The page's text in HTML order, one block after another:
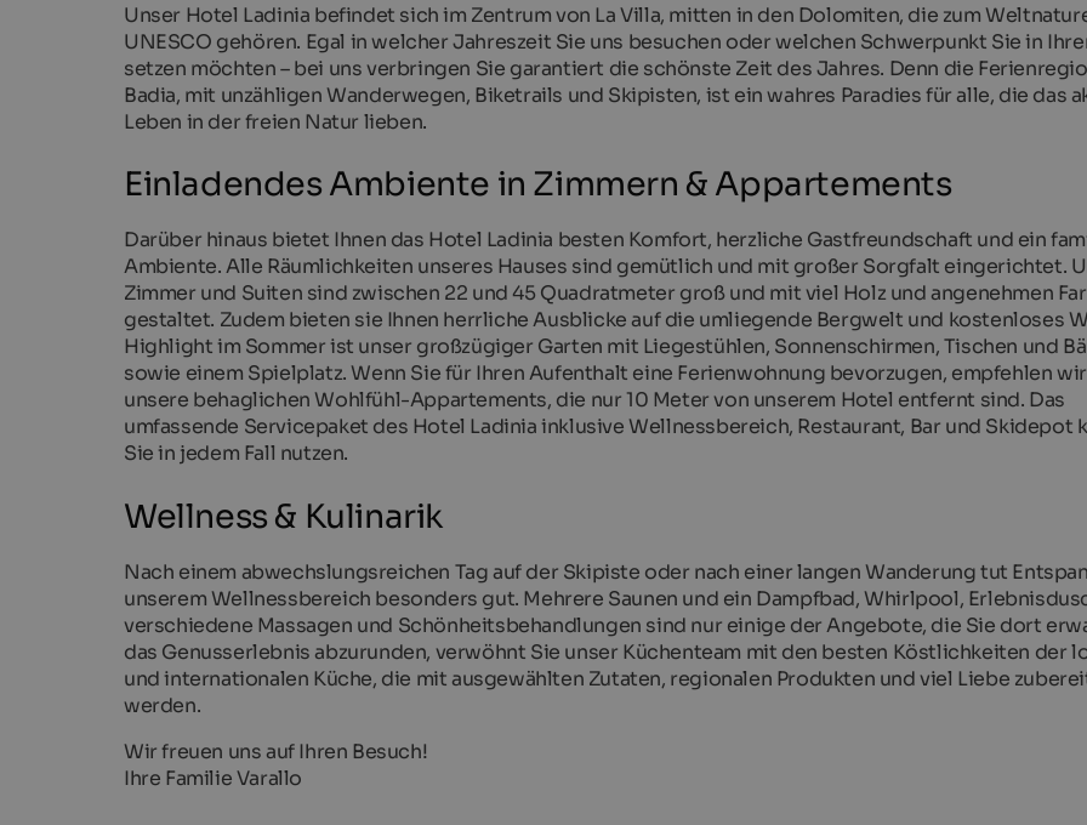
Unser Hotel Ladinia befindet sich im Zentrum von La Villa, mitten in den Dolomiten, die zum
UNESCO gehören. Egal in welcher Jahreszeit Sie uns besuchen oder welchen Schwerpunkt Sie in
setzen möchten – bei uns verbringen Sie garantiert die schönste Zeit des Jahres. Denn die
Badia, mit unzähligen Wanderwegen, Biketrails und Skipisten, ist ein wahres Paradies für alle, die das
Leben in der freien Natur lieben.
Einladendes Ambiente in Zimmern & Appartements
Darüber hinaus bietet Ihnen das Hotel Ladinia besten Komfort, herzliche Gastfreundschaft und ein
Ambiente. Alle Räumlichkeiten unseres Hauses sind gemütlich und mit großer Sorgfalt eingerichtet.
Zimmer und Suiten sind zwischen 22 und 45 Quadratmeter groß und mit viel Holz und angenehmen
gestaltet. Zudem bieten sie Ihnen herrliche Ausblicke auf die umliegende Bergwelt und kostenloses
Highlight im Sommer ist unser großzügiger Garten mit Liegestühlen, Sonnenschirmen, Tischen und
sowie einem Spielplatz. Wenn Sie für Ihren Aufenthalt eine Ferienwohnung bevorzugen, empfehlen
unsere behaglichen Wohlfühl-Appartements, die nur 10 Meter von unserem Hotel entfernt sind. Das
umfassende Servicepaket des Hotel Ladinia inklusive Wellnessbereich, Restaurant, Bar und Skidepot
Sie in jedem Fall nutzen.
Wellness & Kulinarik
Nach einem abwechslungsreichen Tag auf der Skipiste oder nach einer langen Wanderung tut
unserem Wellnessbereich besonders gut. Mehrere Saunen und ein Dampfbad, Whirlpool,
verschiedene Massagen und Schönheitsbehandlungen sind nur einige der Angebote, die Sie dort
das Genusserlebnis abzurunden, verwöhnt Sie unser Küchenteam mit den besten Köstlichkeiten der
und internationalen Küche, die mit ausgewählten Zutaten, regionalen Produkten und viel Liebe
werden.
Wir freuen uns auf Ihren Besuch!
Ihre Familie Varallo